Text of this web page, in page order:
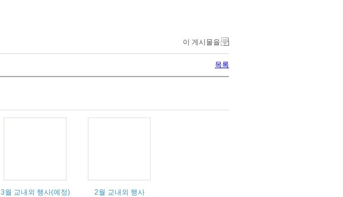
이 게시물을
목록
3월 교내외 행사(예정) 2월 교내외 행사